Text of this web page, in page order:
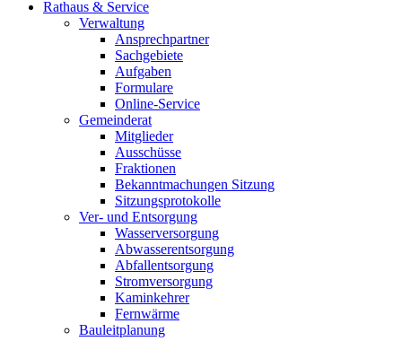
Rathaus & Service
Verwaltung
Ansprechpartner
Sachgebiete
Aufgaben
Formulare
Online-Service
Gemeinderat
Mitglieder
Ausschüsse
Fraktionen
Bekanntmachungen Sitzung
Sitzungsprotokolle
Ver- und Entsorgung
Wasserversorgung
Abwasserentsorgung
Abfallentsorgung
Stromversorgung
Kaminkehrer
Fernwärme
Bauleitplanung